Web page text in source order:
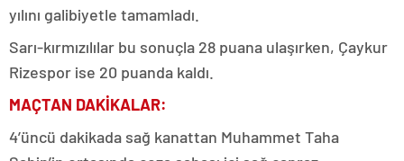
yılını galibiyetle tamamladı.
Sarı-kırmızılılar bu sonuçla 28 puana ulaşırken, Çaykur
Rizespor ise 20 puanda kaldı.
MAÇTAN DAKİKALAR:
4’üncü dakikada sağ kanattan Muhammet Taha